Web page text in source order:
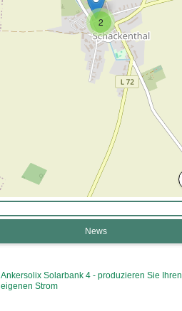
2
News
Ankersolix Solarbank 4 - produzieren Sie Ihren
eigenen Strom